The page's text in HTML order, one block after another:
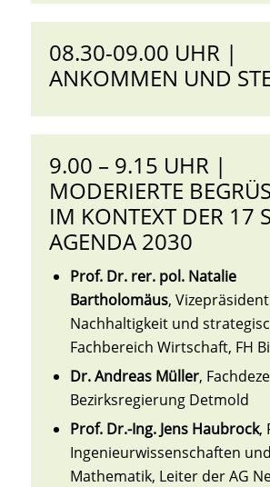
08.30-09.00 UHR |
ANKOMMEN UND
9.00 – 9.15 UHR |
MODERIERTE
M KONTEXT DER 17
GENDA 2030
Prof. Dr. rer. pol. Natalie
Bartholomäus,
Nachhaltigkeit und
Fachbereich Wirtschaft, FH
Dr. Andreas Müller,
Bezirksregierung Detmold
Prof. Dr.-Ing. Jens Haubrock,
Ingenieurwissenschaften und
Mathematik, Leiter der AG